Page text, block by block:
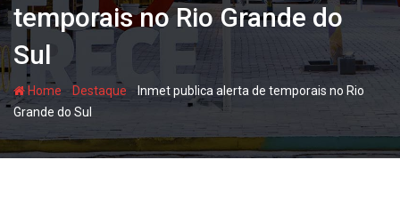
temporais no Rio Grande do
Sul
Home - Destaque - Inmet publica alerta de temporais no Rio
Grande do Sul